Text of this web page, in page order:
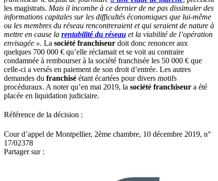
les magistrats. Mais il incombe à ce dernier de ne pas dissimuler des
informations capitales sur les difficultés économiques que lui-même
ou les membres du réseau rencontreraient et qui seraient de nature à
mettre en cause la rentabilité du réseau et la viabilité de l’opération
envisagée ». La société franchiseur doit donc renoncer aux
quelques 700 000 € qu’elle réclamait et se voit au contraire
condamnée à rembourser à la société franchisée les 50 000 € que
celle-ci a versés en paiement de son droit d’entrée. Les autres
demandes du franchisé étant écartées pour divers motifs
procéduraux. A noter qu’en mai 2019, la société franchiseur a été
placée en liquidation judiciaire.
Référence de la décision :
Cour d’appel de Montpellier, 2ème chambre, 10 décembre 2019, n°
17/02378
Partager sur :